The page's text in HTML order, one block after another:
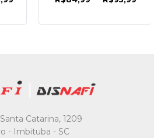
Catarina, 1209
- Imbituba - SC